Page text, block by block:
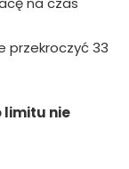
przekroczyć 33
limitu nie